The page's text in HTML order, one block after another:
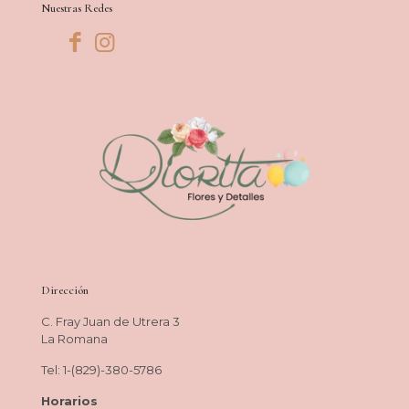
Nuestras Redes
Dirección
C. Fray Juan de Utrera 3
La Romana
Tel: 1-(829)-380-5786
Horarios